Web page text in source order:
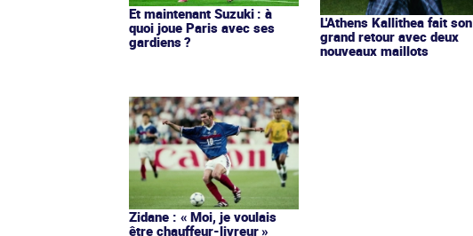
Et maintenant Suzuki : à
quoi joue Paris avec ses
gardiens ?
L'Athens Kallithea fait son
grand retour avec deux
nouveaux maillots
Zidane : « Moi, je voulais
être chauffeur-livreur »